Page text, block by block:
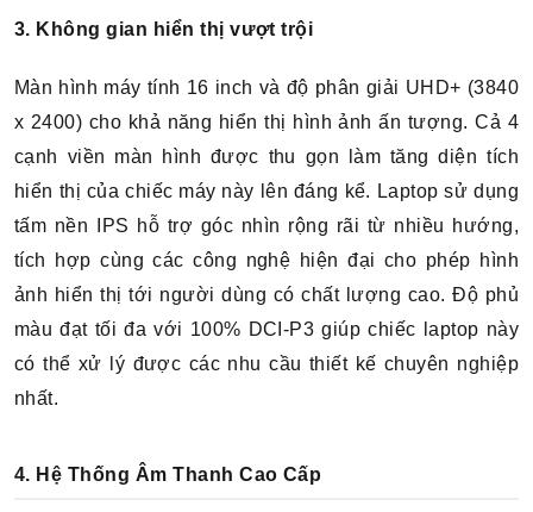
3. Không gian hiển thị vượt trội
Màn hình máy tính 16 inch và độ phân giải UHD+ (3840
x 2400) cho khả năng hiển thị hình ảnh ấn tượng. Cả 4
cạnh viền màn hình được thu gọn làm tăng diện tích
hiển thị của chiếc máy này lên đáng kể. Laptop sử dụng
tấm nền IPS hỗ trợ góc nhìn rộng rãi từ nhiều hướng,
tích hợp cùng các công nghệ hiện đại cho phép hình
ảnh hiển thị tới người dùng có chất lượng cao.Độ phủ
màu đạt tối đa với 100% DCI-P3 giúp chiếc laptop này
có thể xử lý được các nhu cầu thiết kế chuyên nghiệp
nhất.
4. Hệ Thống Âm Thanh Cao Cấp